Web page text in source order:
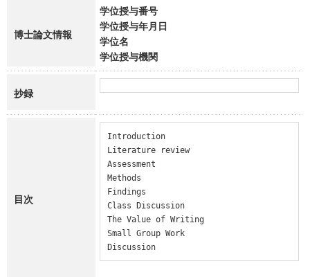
博士論文情報
学位授与番号
学位授与年月日
学位名
学位授与機関
抄録
目次
Introduction
Literature review
Assessment
Methods
Findings
Class Discussion
The Value of Writing
Small Group Work
Discussion